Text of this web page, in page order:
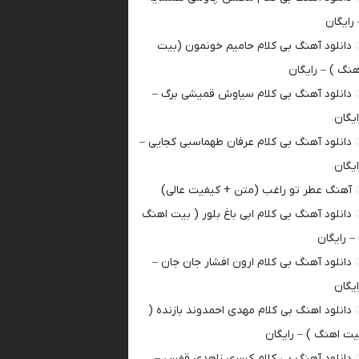
رایگان
دانلود آهنگ بی کلام حامیم خونمون (بیت
) – رایگان
دانلود آهنگ بی کلام سیاوش قمیشی برگ –
دانلود آهنگ بی کلام عرفان طهماسبی کجایی –
آهنگ عطر تو راغب (متن + کیفیت عالی)
دانلود آهنگ بی کلام ابی باغ بلور ( بیت اهنگ
– رایگان
دانلود آهنگ بی کلام ارون افشار جان جان –
دانلود اهنگ بی کلام مهدی احمدوند بازنده (
اهنگ ) – رایگان